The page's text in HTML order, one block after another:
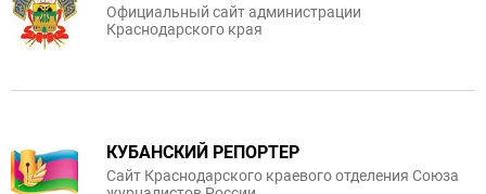
Официальный сайт администрации
Краснодарского края
КУБАНСКИЙ РЕПОРТЕР
Сайт Краснодарского краевого отделения Союза